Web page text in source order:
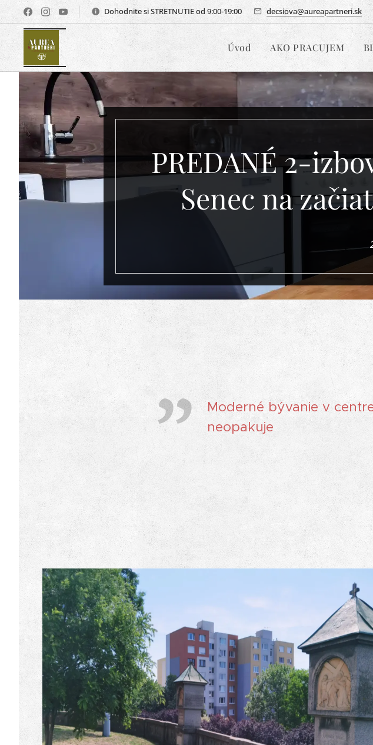
Dohodnite si STRETNUTIE od 9:00-19:00 decsiova@aureapartneri.sk
Úvod AKO PRACUJEM
PREDANÉ 2-
Senec na
Moderné bývanie v
neopakuje